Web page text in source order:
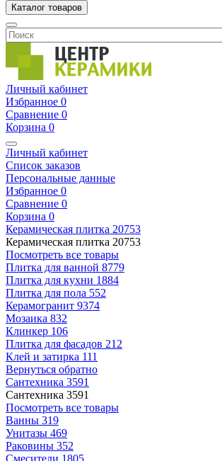
Каталог товаров
Личный кабинет
Избранное 0
Сравнение 0
Корзина 0
Личный кабинет
Список заказов
Персональные данные
Избранное 0
Сравнение 0
Корзина 0
Керамическая плитка 20753
Керамическая плитка 20753
Посмотреть все товары
Плитка для ванной 8779
Плитка для кухни 1884
Плитка для пола 552
Керамогранит 9374
Мозаика 832
Клинкер 106
Плитка для фасадов 212
Клей и затирка 111
Вернуться обратно
Сантехника 3591
Сантехника 3591
Посмотреть все товары
Ванны 319
Унитазы 469
Раковины 352
Смесители 1805